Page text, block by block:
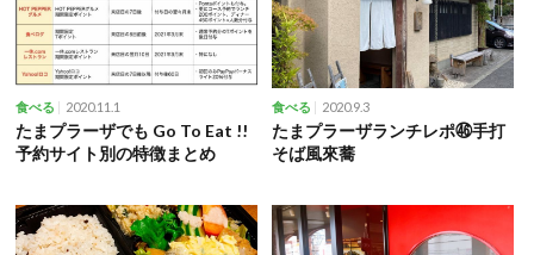
食べる 2020.11.1
たまプラーザでも Go To Eat !!
予約サイト別の特徴まとめ
食べる 2020.9.3
たまプラーザランチレポ㊻手打
そば風來蕎